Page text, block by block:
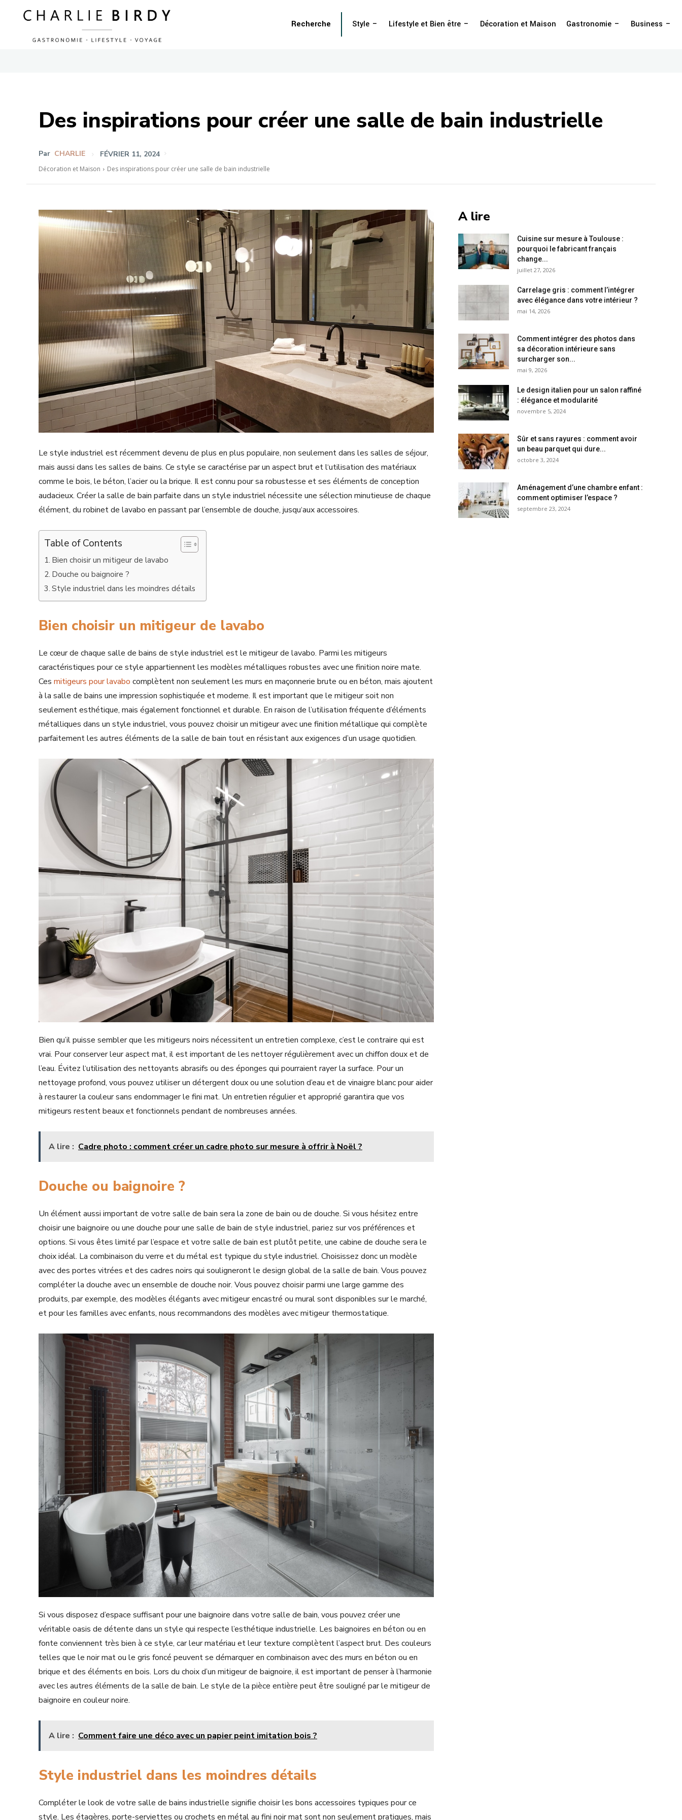
Style Lifestyle et Bien être Décoration et Maison Gastronomie Business
Recherche
Des inspirations pour créer une salle de bain industrielle
Par CHARLIE FÉVRIER 11, 2024
Décoration et Maison Des inspirations pour créer une salle de bain industrielle
Le style industriel est récemment devenu de plus en plus populaire, non seulement dans les salles de séjour,
mais aussi dans les salles de bains. Ce style se caractérise par un aspect brut et l‘utilisation des matériaux
comme le bois, le béton, l’acier ou la brique. Il est connu pour sa robustesse et ses éléments de conception
audacieux. Créer la salle de bain parfaite dans un style industriel nécessite une sélection minutieuse de chaque
élément, du robinet de lavabo en passant par l’ensemble de douche, jusqu‘aux accessoires.
Table of Contents
Bien choisir un mitigeur de lavabo
Douche ou baignoire ?
Style industriel dans les moindres détails
Bien choisir un mitigeur de lavabo
Le cœur de chaque salle de bains de style industriel est le mitigeur de lavabo. Parmi les mitigeurs
caractéristiques pour ce style appartiennent les modèles métalliques robustes avec une finition noire mate.
Ces mitigeurs pour lavabo complètent non seulement les murs en maçonnerie brute ou en béton, mais ajoutent
à la salle de bains une impression sophistiquée et moderne. Il est important que le mitigeur soit non
seulement esthétique, mais également fonctionnel et durable. En raison de l’utilisation fréquente d’éléments
métalliques dans un style industriel, vous pouvez choisir un mitigeur avec une finition métallique qui complète
parfaitement les autres éléments de la salle de bain tout en résistant aux exigences d’un usage quotidien.
Bien qu’il puisse sembler que les mitigeurs noirs nécessitent un entretien complexe, c’est le contraire qui est
vrai. Pour conserver leur aspect mat, il est important de les nettoyer régulièrement avec un chiffon doux et de
l’eau. Évitez l‘utilisation des nettoyants abrasifs ou des éponges qui pourraient rayer la surface. Pour un
nettoyage profond, vous pouvez utiliser un détergent doux ou une solution d’eau et de vinaigre blanc pour aider
à restaurer la couleur sans endommager le fini mat. Un entretien régulier et approprié garantira que vos
mitigeurs restent beaux et fonctionnels pendant de nombreuses années.
A lire : Cadre photo : comment créer un cadre photo sur mesure à offrir à Noël ?
Douche ou baignoire ?
Un élément aussi important de votre salle de bain sera la zone de bain ou de douche. Si vous hésitez entre
choisir une baignoire ou une douche pour une salle de bain de style industriel, pariez sur vos préférences et
options. Si vous êtes limité par l’espace et votre salle de bain est plutôt petite, une cabine de douche sera le
choix idéal. La combinaison du verre et du métal est typique du style industriel. Choisissez donc un modèle
avec des portes vitrées et des cadres noirs qui souligneront le design global de la salle de bain. Vous pouvez
compléter la douche avec un ensemble de douche noir. Vous pouvez choisir parmi une large gamme des
produits, par exemple, des modèles élégants avec mitigeur encastré ou mural sont disponibles sur le marché,
et pour les familles avec enfants, nous recommandons des modèles avec mitigeur thermostatique.
Si vous disposez d’espace suffisant pour une baignoire dans votre salle de bain, vous pouvez créer une
véritable oasis de détente dans un style qui respecte l’esthétique industrielle. Les baignoires en béton ou en
fonte conviennent très bien à ce style, car leur matériau et leur texture complètent l’aspect brut. Des couleurs
telles que le noir mat ou le gris foncé peuvent se démarquer en combinaison avec des murs en béton ou en
brique et des éléments en bois. Lors du choix d’un mitigeur de baignoire, il est important de penser à l’harmonie
avec les autres éléments de la salle de bain. Le style de la pièce entière peut être souligné par le mitigeur de
baignoire en couleur noire.
A lire : Comment faire une déco avec un papier peint imitation bois ?
Style industriel dans les moindres détails
Compléter le look de votre salle de bains industrielle signifie choisir les bons accessoires typiques pour ce
style. Les étagères, porte-serviettes ou crochets en métal au fini noir mat sont non seulement pratiques, mais
A lire
Cuisine sur mesure à Toulouse :
pourquoi le fabricant français
change...
juillet 27, 2026
Carrelage gris : comment l’intégrer
avec élégance dans votre intérieur ?
mai 14, 2026
Comment intégrer des photos dans
sa décoration intérieure sans
surcharger son...
mai 9, 2026
Le design italien pour un salon raffiné
: élégance et modularité
novembre 5, 2024
Sûr et sans rayures : comment avoir
un beau parquet qui dure...
octobre 3, 2024
Aménagement d’une chambre enfant :
comment optimiser l’espace ?
septembre 23, 2024